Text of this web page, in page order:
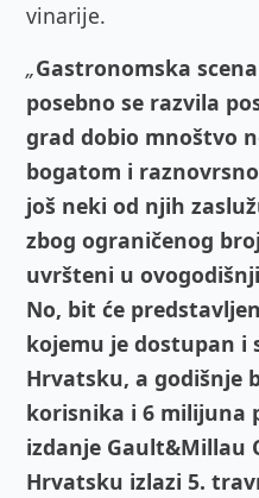
vinarije.
„Gastronomska
posebno se razvila
grad dobio mnoštvo
bogatom i
još neki od njih
zbog ograničenog
uvršteni u
No, bit će
kojemu je dostupan i
Hrvatsku, a godišnje
korisnika i 6 milijuna
izdanje Gault&Millau
Hrvatsku izlazi 5.